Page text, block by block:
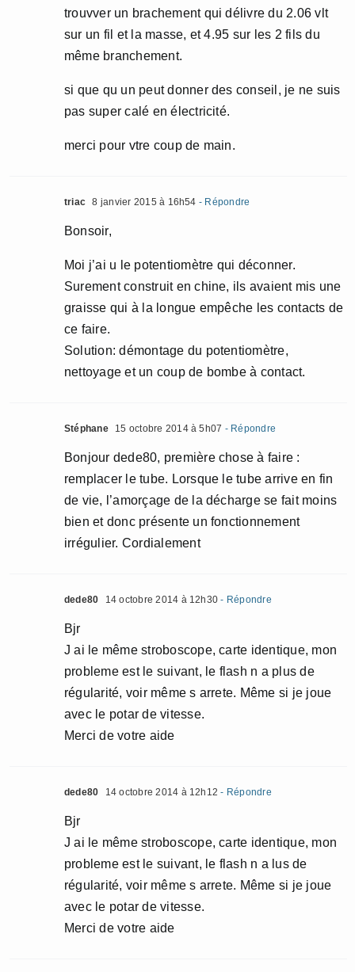
trouvver un brachement qui délivre du 2.06 vlt
sur un fil et la masse, et 4.95 sur les 2 fils du
même branchement.
si que qu un peut donner des conseil, je ne suis
pas super calé en électricité.
merci pour vtre coup de main.
triac 8 janvier 2015 à 16h54 - Répondre
Bonsoir,
Moi j’ai u le potentiomètre qui déconner.
Surement construit en chine, ils avaient mis une
graisse qui à la longue empêche les contacts de
ce faire.
Solution: démontage du potentiomètre,
nettoyage et un coup de bombe à contact.
Stéphane 15 octobre 2014 à 5h07 - Répondre
Bonjour dede80, première chose à faire :
remplacer le tube. Lorsque le tube arrive en fin
de vie, l’amorçage de la décharge se fait moins
bien et donc présente un fonctionnement
irrégulier. Cordialement
dede80 14 octobre 2014 à 12h30 - Répondre
Bjr
J ai le même stroboscope, carte identique, mon
probleme est le suivant, le flash n a plus de
régularité, voir même s arrete. Même si je joue
avec le potar de vitesse.
Merci de votre aide
dede80 14 octobre 2014 à 12h12 - Répondre
Bjr
J ai le même stroboscope, carte identique, mon
probleme est le suivant, le flash n a lus de
régularité, voir même s arrete. Même si je joue
avec le potar de vitesse.
Merci de votre aide